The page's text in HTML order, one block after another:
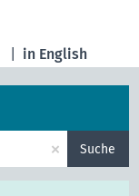
in English
× Suche